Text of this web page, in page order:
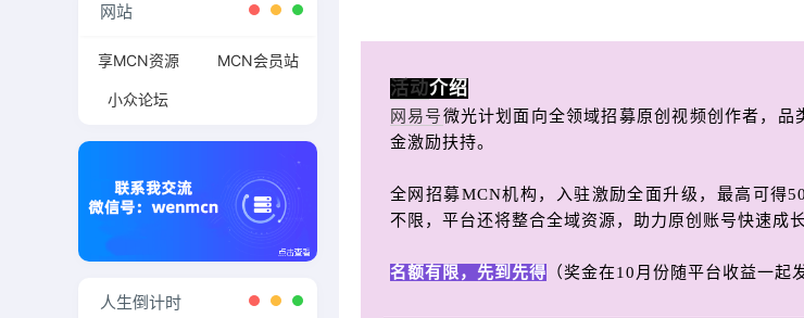
网站
享MCN资源 MCN会员站
小众论坛
人生倒计时
活动介绍
网易号微光计划面向全领域招募原创视频创作者，品
金激励扶持。
全网招募MCN机构，入驻激励全面升级，最高可得
不限，平台还将整合全域资源，助力原创账号快速成
名额有限，先到先得 （奖金在10月份随平台收益一起